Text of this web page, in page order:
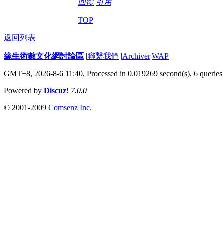
回復 引用
TOP
返回列表
緣生術數文化網討論區 |聯繫我們 |Archiver|WAP
GMT+8, 2026-8-6 11:40, Processed in 0.019269 second(s), 6 queries
Powered by Discuz! 7.0.0
© 2001-2009 Comsenz Inc.